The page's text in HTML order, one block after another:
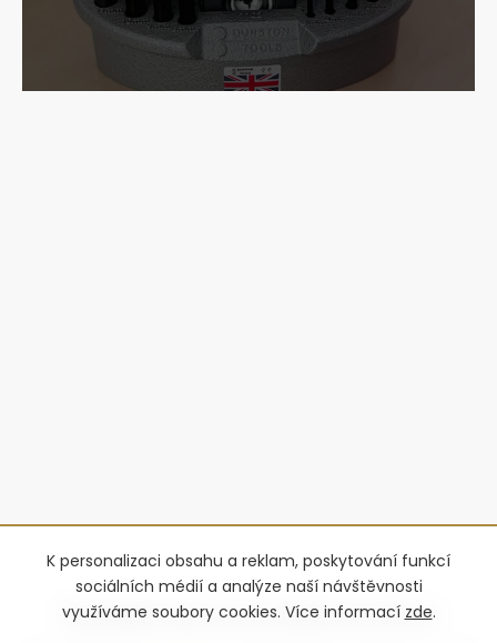
K personalizaci obsahu a reklam, poskytování funkcí
sociálních médií a analýze naší návštěvnosti
využíváme soubory cookies. Více informací zde.